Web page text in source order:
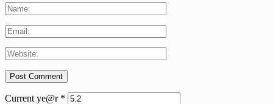
Current ye@r *